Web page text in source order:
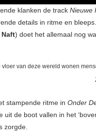
klanken de track Nieuwe
details in ritme en bleeps.
Naft) doet het allemaal nog
vloer van deze wereld wonen
stampende ritme in Onder
de boot vallen in het
zorgde.